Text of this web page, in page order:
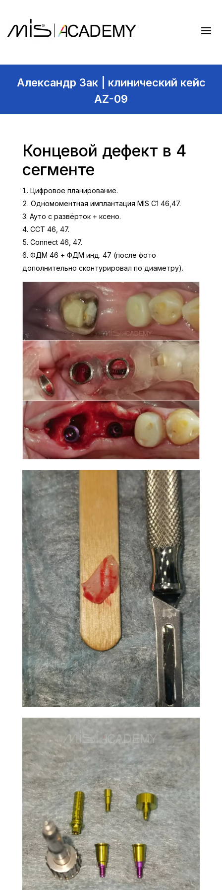
Александр Зак | клинический кейс
AZ-09
Концевой дефект в 4
сегменте
Цифровое планирование.
Одномоментная имплантация MIS C1 46,47.
Ауто с развёрток + ксено.
ССТ 46, 47.
Connect 46, 47.
ФДМ 46 + ФДМ инд. 47 (после фото
дополнительно сконтурировал по диаметру).